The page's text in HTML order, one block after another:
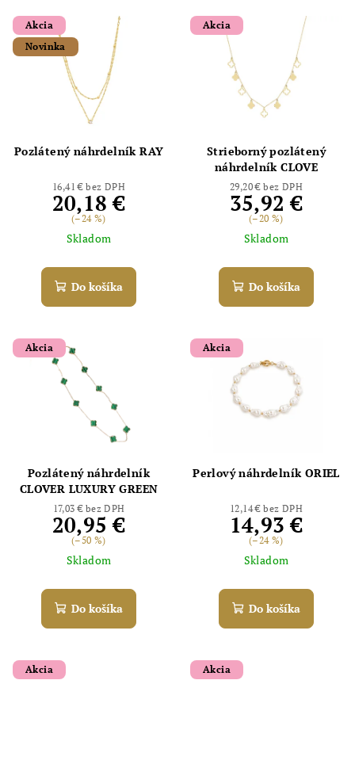
Akcia
Novinka
Pozlátený náhrdelník RAY
16,41 € bez DPH
20,18 €
(–24 %)
Skladom
Do košíka
Akcia
Strieborný pozlátený
náhrdelník CLOVE
29,20 € bez DPH
35,92 €
(–20 %)
Skladom
Do košíka
Akcia
Pozlátený náhrdelník
CLOVER LUXURY GREEN
17,03 € bez DPH
20,95 €
(–50 %)
Skladom
Do košíka
Akcia
Perlový náhrdelník ORIEL
12,14 € bez DPH
14,93 €
(–24 %)
Skladom
Do košíka
Akcia Akcia